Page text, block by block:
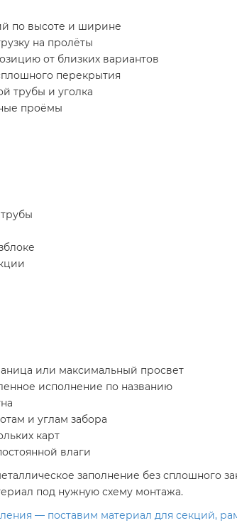
по высоте и ширине
на пролёты
от близких вариантов
перекрытия
трубы и уголка
проёмы
или максимальный просвет
исполнение по названию
и углам забора
карт
влаги
заполнение без сплошного
под нужную схему монтажа.
— поставим материал для секций,